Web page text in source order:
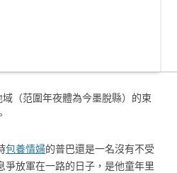
（范圍年夜體為今墨脫縣）的束
包養情婦的普巴還是一名沒有不受
爭放軍在一路的日子，是他童年里